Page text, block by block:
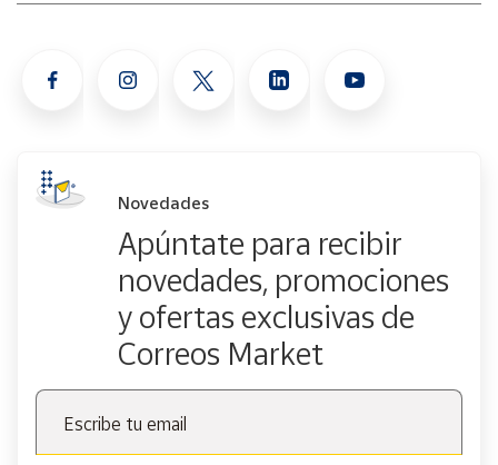
Novedades
Apúntate para recibir
novedades, promociones
y ofertas exclusivas de
Correos Market
Escribe tu email